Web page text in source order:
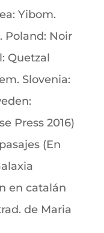
Yibom.
Poland: Noir
Quetzal
Slovenia:
Press 2016)
(En
en catalán
de Maria